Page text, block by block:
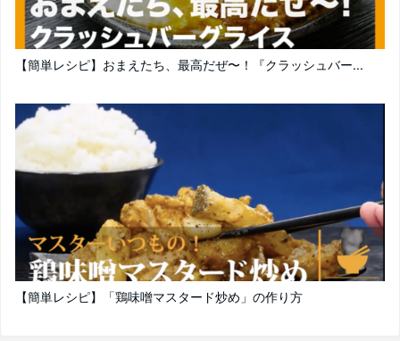
【簡単レシピ】おまえたち、最高だぜ〜！『クラッシュバー...
【簡単レシピ】「鶏味噌マスタード炒め」の作り方